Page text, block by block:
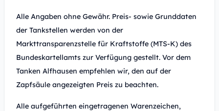
Alle Angaben ohne Gewähr. Preis- sowie Grunddaten
der Tankstellen werden von der
Markttransparenzstelle für Kraftstoffe (MTS-K) des
Bundeskartellamts zur Verfügung gestellt. Vor dem
Tanken Alfhausen empfehlen wir, den auf der
Zapfsäule angezeigten Preis zu beachten.
Alle aufgeführten eingetragenen Warenzeichen,